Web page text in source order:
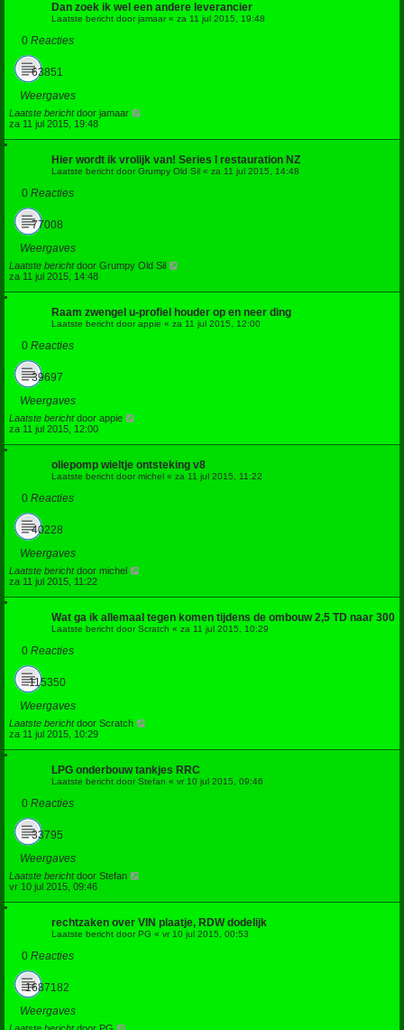
Dan zoek ik wel een andere leverancier
Laatste bericht doorjamaar« za 11 jul 2015, 19:48
0 Reacties
63851
Weergaves
Laatste berichtdoor jamaar
za 11 jul 2015, 19:48
Hier wordt ik vrolijk van! Series I restauration NZ
Laatste bericht doorGrumpy Old Sil « za 11 jul 2015, 14:48
0 Reacties
77008
Weergaves
Laatste berichtdoor Grumpy Old Sil
za 11 jul 2015, 14:48
Raam zwengel u-profiel houder op en neer ding
Laatste bericht doorappie « za 11 jul 2015, 12:00
0 Reacties
39697
Weergaves
Laatste berichtdoor appie
za 11 jul 2015, 12:00
oliepomp wieltje ontsteking v8
Laatste bericht doormichel « za 11 jul 2015, 11:22
0 Reacties
40228
Weergaves
Laatste berichtdoor michel
za 11 jul 2015, 11:22
Wat ga ik allemaal tegen komen tijdens de ombouw 2,5 TD naar 300
Laatste bericht doorScratch « za 11 jul 2015, 10:29
0 Reacties
115350
Weergaves
Laatste berichtdoor Scratch
za 11 jul 2015, 10:29
LPG onderbouw tankjes RRC
Laatste bericht doorStefan « vr 10 jul 2015, 09:46
0 Reacties
33795
Weergaves
Laatste berichtdoor Stefan
vr 10 jul 2015, 09:46
rechtzaken over VIN plaatje, RDW dodelijk
Laatste bericht doorPG « vr 10 jul 2015, 00:53
0 Reacties
1687182
Weergaves